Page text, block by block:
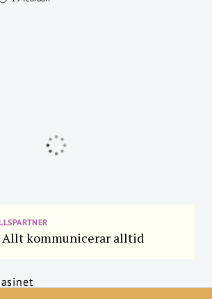
Allt kommunicerar alltid